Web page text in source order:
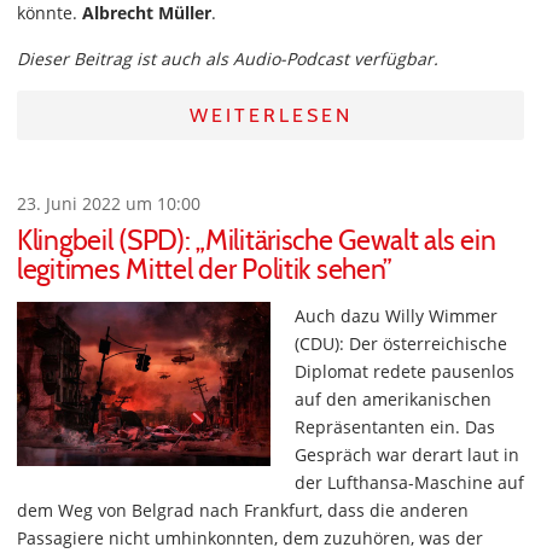
könnte. Albrecht Müller.
Dieser Beitrag ist auch als Audio-Podcast verfügbar.
WEITERLESEN
23. Juni 2022 um 10:00
Klingbeil (SPD): „Militärische Gewalt als ein
legitimes Mittel der Politik sehen”
Auch dazu Willy Wimmer
(CDU): Der österreichische
Diplomat redete pausenlos
auf den amerikanischen
Repräsentanten ein. Das
Gespräch war derart laut in
der Lufthansa-Maschine auf
dem Weg von Belgrad nach Frankfurt, dass die anderen
Passagiere nicht umhinkonnten, dem zuzuhören, was der